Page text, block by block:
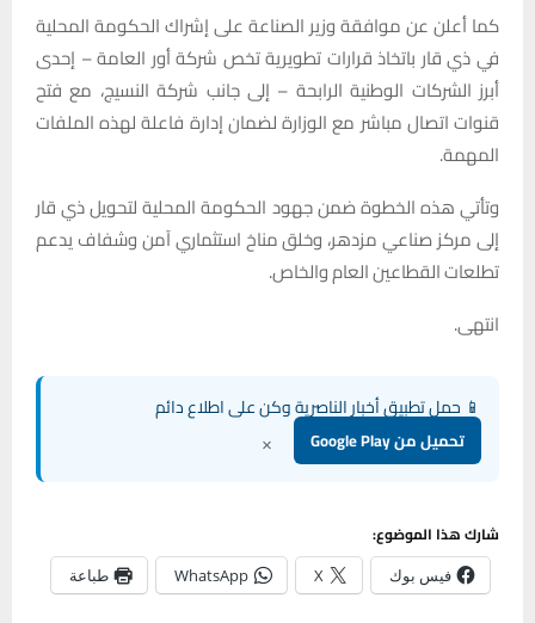
كما أعلن عن موافقة وزير الصناعة على إشراك الحكومة المحلية
في ذي قار باتخاذ قرارات تطويرية تخص شركة أور العامة – إحدى
أبرز الشركات الوطنية الرابحة – إلى جانب شركة النسيج، مع فتح
قنوات اتصال مباشر مع الوزارة لضمان إدارة فاعلة لهذه الملفات
المهمة.
وتأتي هذه الخطوة ضمن جهود الحكومة المحلية لتحويل ذي قار
إلى مركز صناعي مزدهر، وخلق مناخ استثماري آمن وشفاف يدعم
تطلعات القطاعين العام والخاص.
انتهى.
📱 حمل تطبيق أخبار الناصرية وكن على اطلاع دائم
تحميل من Google Play ×
شارك هذا الموضوع:
فيس بوك X
WhatsApp طباعة